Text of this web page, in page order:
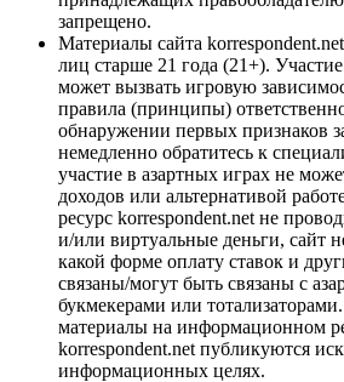
запрещено.
Материалы сайта
лиц старше 21 года (21+).
может вызвать игровую
правила (принципы)
обнаружении первых признаков
немедленно обратитесь к
участие в азартных играх не
доходов или альтернативой
ресурс korrespondent.net не
и/или виртуальные деньги, сайт
какой форме оплату ставок и
связаны/могут быть связаны с
букмекерами или
материалы на информационном
korrespondent.net публикуются
информационных целях.